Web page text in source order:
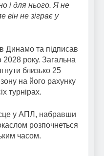
і для нього. Я не
він не зіграє у
Динамо та підписав
2028 року. Загальна
близько 25
на його рахунку
турнірах.
у АПЛ, набравши
розпочнеться
часом.